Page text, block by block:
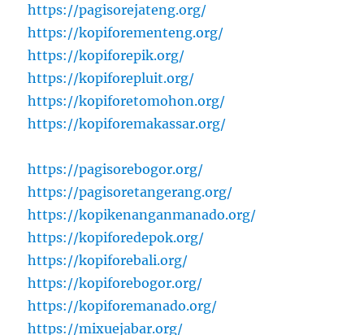
https://pagisorejateng.org/
https://kopiforementeng.org/
https://kopiforepik.org/
https://kopiforepluit.org/
https://kopiforetomohon.org/
https://kopiforemakassar.org/
https://pagisorebogor.org/
https://pagisoretangerang.org/
https://kopikenanganmanado.org/
https://kopiforedepok.org/
https://kopiforebali.org/
https://kopiforebogor.org/
https://kopiforemanado.org/
https://mixuejabar.org/